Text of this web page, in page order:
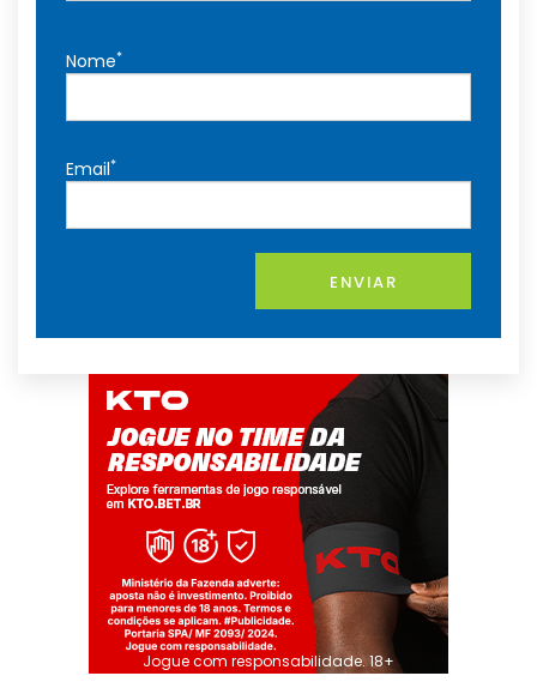
Nome*
Email*
ENVIAR
Jogue com responsabilidade. 18+